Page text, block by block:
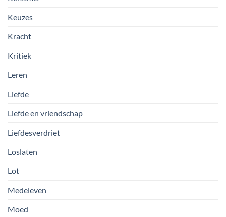
Keuzes
Kracht
Kritiek
Leren
Liefde
Liefde en vriendschap
Liefdesverdriet
Loslaten
Lot
Medeleven
Moed